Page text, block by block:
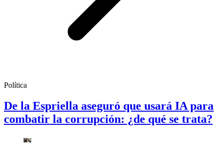
Política
De la Espriella aseguró que usará IA para
combatir la corrupción: ¿de qué se trata?